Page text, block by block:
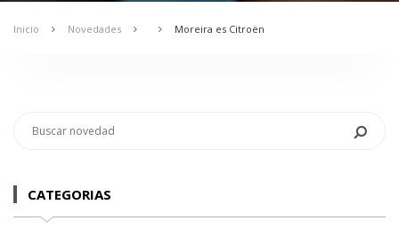
Inicio Novedades Moreira es Citroën
CATEGORIAS